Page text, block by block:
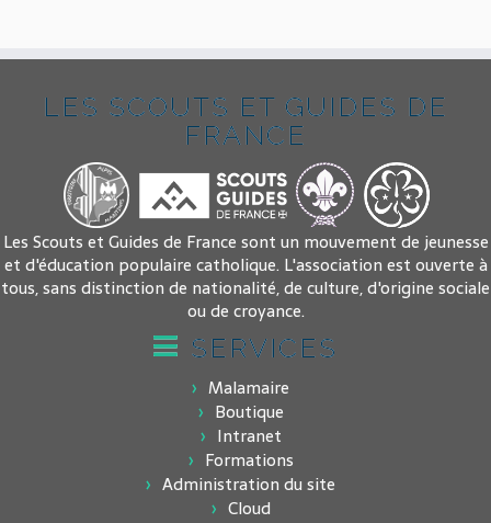
LES SCOUTS ET GUIDES DE
FRANCE
Les Scouts et Guides de France sont un mouvement de jeunesse
et d'éducation populaire catholique. L'association est ouverte à
tous, sans distinction de nationalité, de culture, d'origine sociale
ou de croyance.
SERVICES
Malamaire
Boutique
Intranet
Formations
Administration du site
Cloud